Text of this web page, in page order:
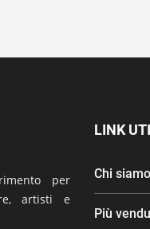
per
artisti e
LINK
Chi siamo
Più